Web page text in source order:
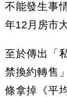
不能發生事
年12月房市
至於傳出「
禁換約轉售
條拿掉《平